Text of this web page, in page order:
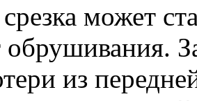
может
обрушивания.
из